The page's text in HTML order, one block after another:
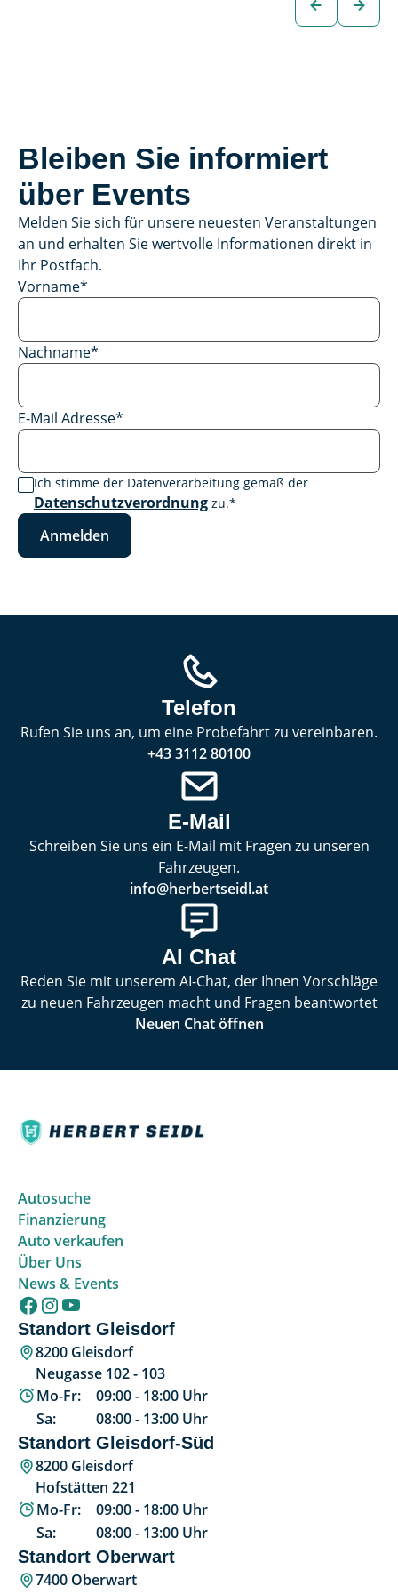
Fahrzeug
Bleiben Sie informiert
über Events
Melden Sie sich für unsere neuesten Veranstaltungen
an und erhalten Sie wertvolle Informationen direkt in
Ihr Postfach.
Vorname*
Nachname*
E-Mail Adresse*
Ich stimme der Datenverarbeitung gemäß der
Datenschutzverordnung zu.*
Anmelden
Telefon
Rufen Sie uns an, um eine Probefahrt zu vereinbaren.
+43 3112 80100
E-Mail
Schreiben Sie uns ein E-Mail mit Fragen zu unseren
Fahrzeugen.
info@herbertseidl.at
AI Chat
Reden Sie mit unserem AI-Chat, der Ihnen Vorschläge
zu neuen Fahrzeugen macht und Fragen beantwortet
Neuen Chat öffnen
Autosuche
Finanzierung
Auto verkaufen
Über Uns
News & Events
Standort Gleisdorf
8200 Gleisdorf
Neugasse 102 - 103
Mo-Fr:
09:00- 18:00 Uhr
Sa:
08:00- 13:00 Uhr
Standort Gleisdorf-Süd
8200 Gleisdorf
Hofstätten 221
Mo-Fr:
09:00- 18:00 Uhr
Sa:
08:00- 13:00 Uhr
Standort Oberwart
7400 Oberwart